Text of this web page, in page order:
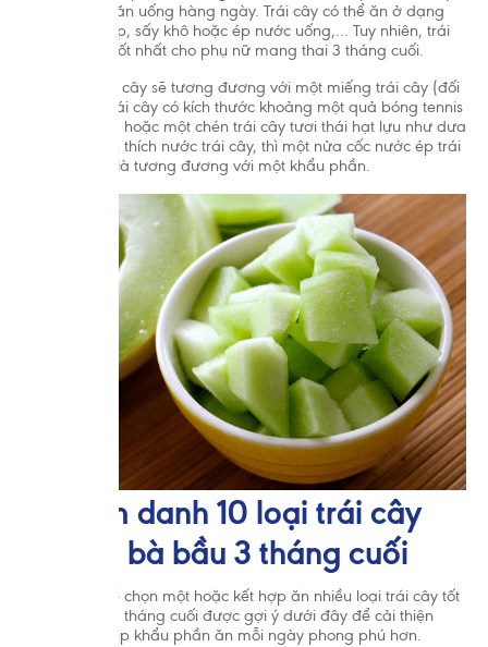
trong chế độ ăn uống hàng ngày. Trái cây có thể ăn ở dạng
tươi, đóng hộp, sấy khô hoặc ép nước uống,... Tuy nhiên, trái
cây tươi vẫn tốt nhất cho phụ nữ mang thai 3 tháng cuối.
Một phần trái cây sẽ tương đương với một miếng trái cây (đối
với các loại trái cây có kích thước khoảng một quả bóng tennis
như táo, lê,…) hoặc một chén trái cây tươi thái hạt lựu như dưa
hấu. Nếu bạn thích nước trái cây, thì một nửa cốc nước ép trái
cây được coi là tương đương với một khẩu phần.
3. Điểm danh 10 loại trái cây
tốt cho bà bầu 3 tháng cuối
Chị em có thể chọn một hoặc kết hợp ăn nhiều loại trái cây tốt
cho mẹ bầu 3 tháng cuối được gợi ý dưới đây để cải thiện
khẩu vị và giúp khẩu phần ăn mỗi ngày phong phú hơn.